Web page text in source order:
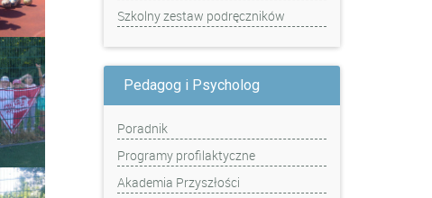
Szkolny zestaw podręczników
Pedagog i Psycholog
Poradnik
Programy profilaktyczne
Akademia Przyszłości